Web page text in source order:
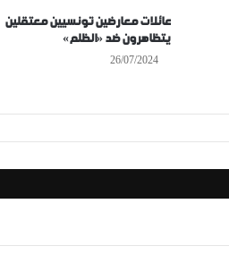
عائلات معارضين تونسيين معتقلين
يتظاهرون ضد «الظلم»
26/07/2024